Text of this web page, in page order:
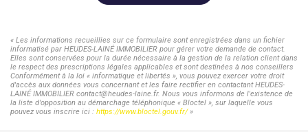
« Les informations recueillies sur ce formulaire sont enregistrées dans un fichier
informatisé par HEUDES-LAINÉ IMMOBILIER pour gérer votre demande de contact.
Elles sont conservées pour la durée nécessaire à la gestion de la relation client dans
le respect des prescriptions légales applicables et sont destinées à nos conseillers
Conformément à la loi « informatique et libertés », vous pouvez exercer votre droit
d'accès aux données vous concernant et les faire rectifier en contactant HEUDES-
LAINÉ IMMOBILIER contact@heudes-laine.fr. Nous vous informons de l'existence de
la liste d'opposition au démarchage téléphonique « Bloctel », sur laquelle vous
pouvez vous inscrire ici : https://www.bloctel.gouv.fr/»